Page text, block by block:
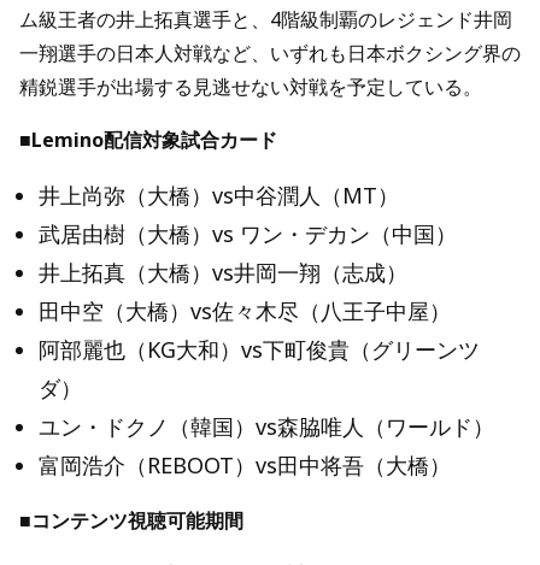
ム級王者の井上拓真選手と、4階級制覇のレジェンド井岡
一翔選手の日本人対戦など、いずれも日本ボクシング界の
精鋭選手が出場する見逃せない対戦を予定している。
■Lemino配信対象試合カード
井上尚弥（大橋）vs中谷潤人（MT）
武居由樹（大橋）vs ワン・デカン（中国）
井上拓真（大橋）vs井岡一翔（志成）
田中空（大橋）vs佐々木尽（八王子中屋）
阿部麗也（KG大和）vs下町俊貴（グリーンツ
ダ）
ユン・ドクノ（韓国）vs森脇唯人（ワールド）
富岡浩介（REBOOT）vs田中将吾（大橋）
■コンテンツ視聴可能期間